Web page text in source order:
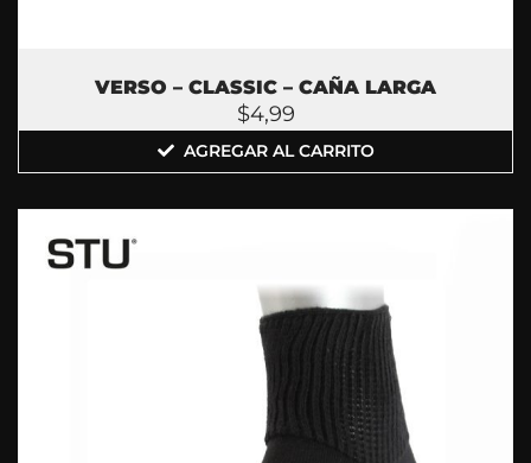
VERSO – CLASSIC – CAÑA LARGA
$4,99
AGREGAR AL CARRITO